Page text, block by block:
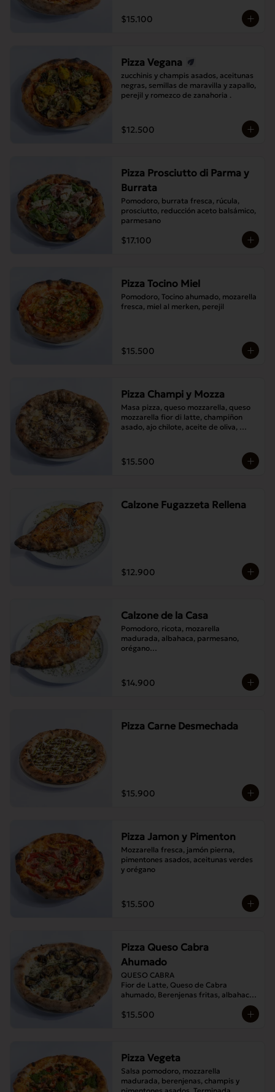
$15.100
Pizza Vegana
zucchinis y champis asados, aceitunas
negras, semillas de maravilla y zapallo,
perejil y romezco de zanahoria .
$12.500
Pizza Prosciutto di Parma y
Burrata
Pomodoro, burrata fresca, rúcula,
prosciutto, reducción aceto balsámico,
parmesano
$17.100
Pizza Tocino Miel
Pomodoro, Tocino ahumado, mozarella
fresca, miel al merken, perejil
$15.500
Pizza Champi y Mozza
Masa pizza, queso mozzarella, queso
mozzarella fior di latte, champiñon
asado, ajo chilote, aceite de oliva,
$15.500
Calzone Fugazzeta Rellena
$12.900
Calzone de la Casa
Pomodoro, ricota, mozarella
madurada, albahaca, parmesano,
orégano
Champignones asados,
Berenjenas asadas.
$14.900
Pizza Carne Desmechada
$15.900
Pizza Jamon y Pimenton
Mozzarella fresca, jamón pierna,
pimentones asados, aceitunas verdes
y orégano
$15.500
Pizza Queso Cabra
Ahumado
QUESO CABRA
Fior de Latte, Queso de Cabra
ahumado, Berenjenas fritas, albahaca ,
$15.500
Pizza Vegeta
Salsa pomodoro, mozzarella
madurada, berenjenas, champis y